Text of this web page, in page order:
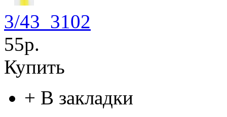
3/43_3102
55р.
Купить
+ В закладки